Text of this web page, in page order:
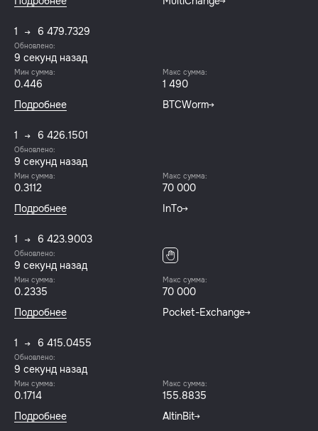
1 6 479.7329
Обновлено:
10 секунд назад
Мин сумма:
0.446
Макс сумма:
1 490
Подробнее
BTCWorm
1 6 426.1501
Обновлено:
10 секунд назад
Мин сумма:
0.3112
Макс сумма:
70 000
Подробнее
InTo
1 6 423.9003
Обновлено:
10 секунд назад
Мин сумма:
0.2335
Макс сумма:
70 000
Подробнее
Pocket-Exchange
1 6 415.0455
Обновлено:
10 секунд назад
Мин сумма:
0.1714
Макс сумма:
155.8835
Подробнее
AltinBit